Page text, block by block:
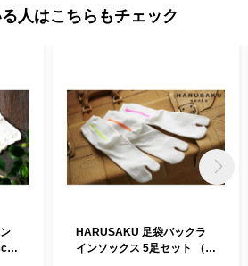
人はこちらもチェック
HARUSAKU 足袋バックラ
インソックス 5足セット （2